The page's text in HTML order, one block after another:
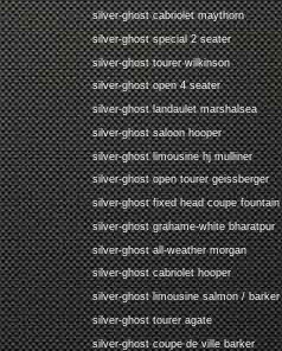
silver-ghost cabriolet maythorn
silver-ghost special 2 seater
silver-ghost tourer wilkinson
silver-ghost open 4 seater
silver-ghost landaulet marshalsea
silver-ghost saloon hooper
silver-ghost limousine hj mulliner
silver-ghost open tourer geissberger
silver-ghost fixed head coupe fountain
silver-ghost grahame-white bharatpur
silver-ghost all-weather morgan
silver-ghost cabriolet hooper
silver-ghost limousine salmon / barker
silver-ghost tourer agate
silver-ghost coupe de ville barker